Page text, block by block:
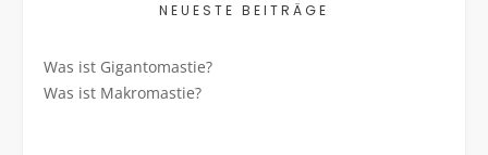
NEUESTE BEITRÄGE
Was ist Gigantomastie?
Was ist Makromastie?